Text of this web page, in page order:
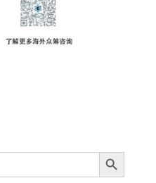
Search Button